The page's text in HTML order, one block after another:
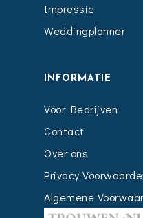
Impressie
Weddingplanner
INFORMATIE
Voor Bedrijven
Contact
Over ons
Privacy
Algemene